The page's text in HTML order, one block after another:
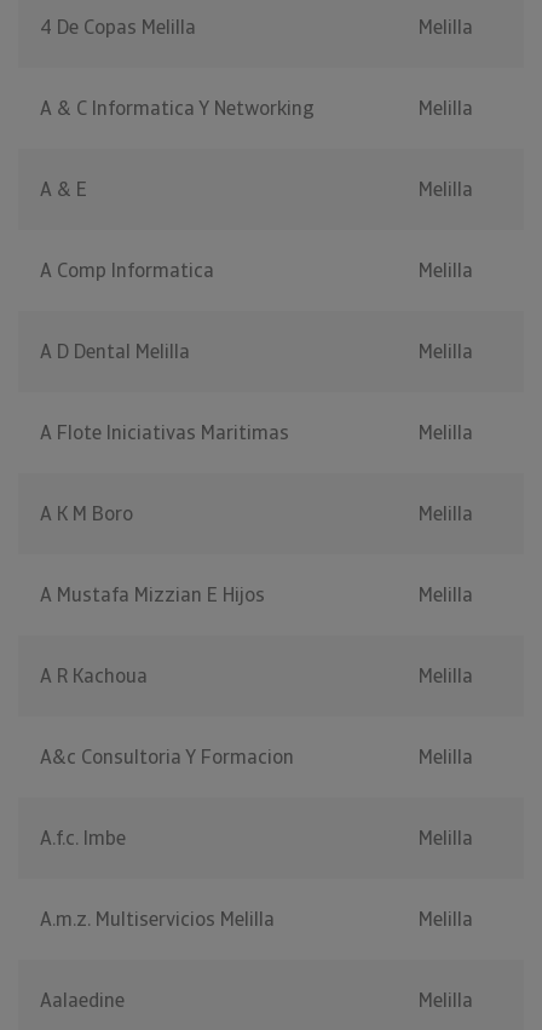
4 De Copas Melilla Melilla
A & C Informatica Y Networking Melilla
A & E Melilla
A Comp Informatica Melilla
A D Dental Melilla Melilla
A Flote Iniciativas Maritimas Melilla
A K M Boro Melilla
A Mustafa Mizzian E Hijos Melilla
A R Kachoua Melilla
A&c Consultoria Y Formacion Melilla
A.f.c. Imbe Melilla
A.m.z. Multiservicios Melilla Melilla
Aalaedine Melilla